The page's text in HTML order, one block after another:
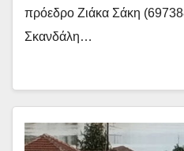
πρόεδρο Ζιάκα Σάκη
Σκανδάλη…